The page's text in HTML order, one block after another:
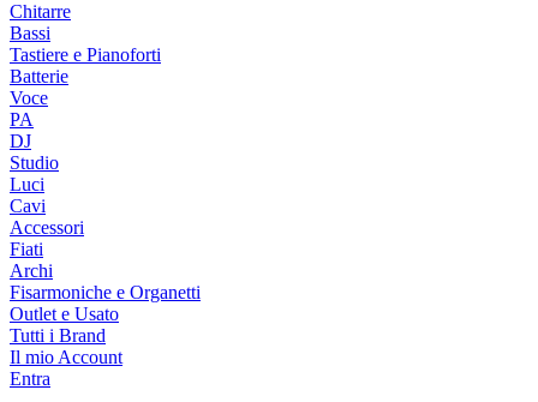
Chitarre
Bassi
Tastiere e Pianoforti
Batterie
Voce
PA
DJ
Studio
Luci
Cavi
Accessori
Fiati
Archi
Fisarmoniche e Organetti
Outlet e Usato
Tutti i Brand
Il mio Account
Entra